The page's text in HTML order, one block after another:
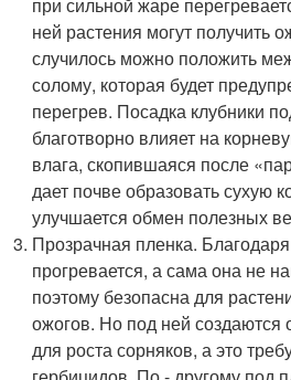
ней растения могут получить
случилось можно положить
солому, которая будет
перегрев. Посадка клубники
благотворно влияет на
влага, скопившаяся после
дает почве образовать сухую
улучшается обмен полезных
Прозрачная пленка.
прогревается, а сама она не
поэтому безопасна для
ожогов. Но под ней создаются
для роста сорняков, а это